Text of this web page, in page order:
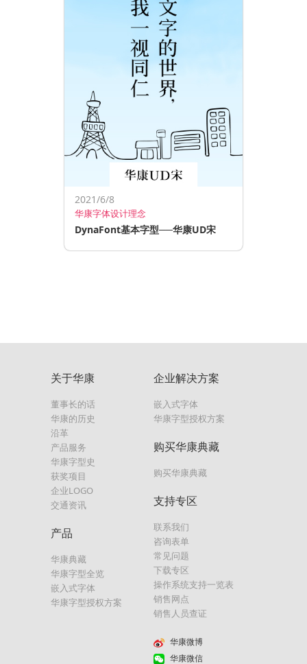
2021/6/8
华康字体设计理念
DynaFont基本字型──华康UD宋
关于华康
董事长的话
华康的历史
沿革
产品服务
华康字型史
获奖项目
企业LOGO
交通资讯
产品
华康典藏
华康字型全览
嵌入式字体
华康字型授权方案
企业解决方案
嵌入式字体
华康字型授权方案
购买华康典藏
购买华康典藏
支持专区
联系我们
咨询表单
常见问题
下载专区
操作系统支持一览表
销售网点
销售人员查证
华康微博
华康微信